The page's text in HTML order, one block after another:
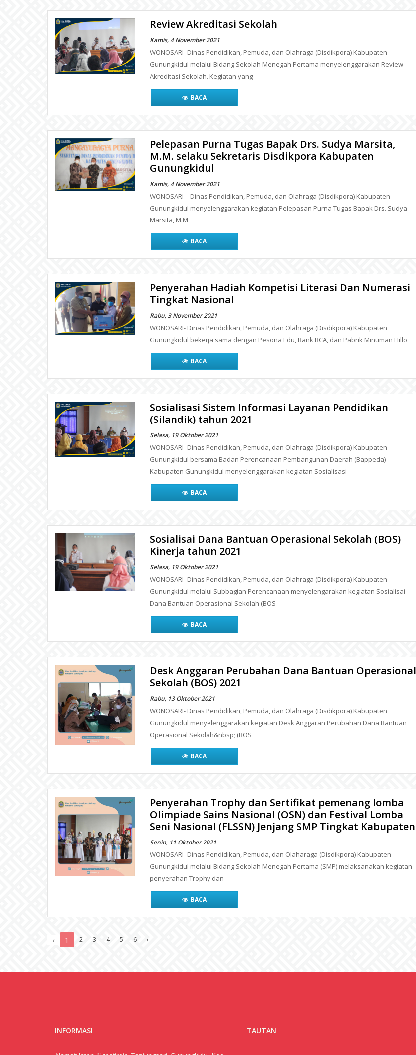
Review Akreditasi Sekolah
Kamis, 4 November 2021
WONOSARI- Dinas Pendidikan, Pemuda, dan Olahraga (Disdikpora) Kabupaten
Gunungkidul melalui Bidang Sekolah Menegah Pertama menyelenggarakan Review
Akreditasi Sekolah. Kegiatan yang
BACA
Pelepasan Purna Tugas Bapak Drs. Sudya Marsita,
M.M. selaku Sekretaris Disdikpora Kabupaten
Gunungkidul
Kamis, 4 November 2021
WONOSARI – Dinas Pendidikan, Pemuda, dan Olahraga (Disdikpora) Kabupaten
Gunungkidul menyelenggarakan kegiatan Pelepasan Purna Tugas Bapak Drs. Sudya
Marsita, M.M
BACA
Penyerahan Hadiah Kompetisi Literasi Dan Numerasi
Tingkat Nasional
Rabu, 3 November 2021
WONOSARI- Dinas Pendidikan, Pemuda, dan Olahraga (Disdikpora) Kabupaten
Gunungkidul bekerja sama dengan Pesona Edu, Bank BCA, dan Pabrik Minuman Hillo
BACA
Sosialisasi Sistem Informasi Layanan Pendidikan
(Silandik) tahun 2021
Selasa, 19 Oktober 2021
WONOSARI- Dinas Pendidikan, Pemuda, dan Olahraga (Disdikpora) Kabupaten
Gunungkidul bersama Badan Perencanaan Pembangunan Daerah (Bappeda)
Kabupaten Gunungkidul menyelenggarakan kegiatan Sosialisasi
BACA
Sosialisai Dana Bantuan Operasional Sekolah (BOS)
Kinerja tahun 2021
Selasa, 19 Oktober 2021
WONOSARI- Dinas Pendidikan, Pemuda, dan Olahraga (Disdikpora) Kabupaten
Gunungkidul melalui Subbagian Perencanaan menyelengarakan kegiatan Sosialisai
Dana Bantuan Operasional Sekolah (BOS
BACA
Desk Anggaran Perubahan Dana Bantuan Operasional
Sekolah (BOS) 2021
Rabu, 13 Oktober 2021
WONOSARI- Dinas Pendidikan, Pemuda, dan Olahraga (Disdikpora) Kabupaten
Gunungkidul menyelenggarakan kegiatan Desk Anggaran Perubahan Dana Bantuan
Operasional Sekolah&nbsp; (BOS
BACA
Penyerahan Trophy dan Sertifikat pemenang lomba
Olimpiade Sains Nasional (OSN) dan Festival Lomba
Seni Nasional (FLSSN) Jenjang SMP Tingkat Kabupaten
Senin, 11 Oktober 2021
WONOSARI- Dinas Pendidikan, Pemuda, dan Olaharaga (Disdikpora) Kabupaten
Gunungkidul melalui Bidang Sekolah Menegah Pertama (SMP) melaksanakan kegiatan
penyerahan Trophy dan
BACA
‹ 1 2 3 4 5 6 ›
INFORMASI TAUTAN